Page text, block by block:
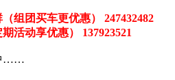
组团买车更优惠） 247432482
活动享优惠） 137923521
……